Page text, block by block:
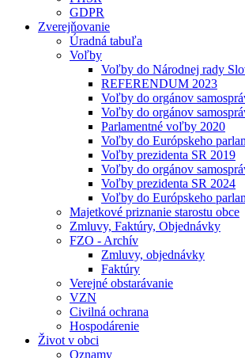
GDPR
Zverejňovanie
Úradná tabuľa
Voľby
Voľby do Národnej rady
REFERENDUM 2023
Voľby do orgánov
Voľby do orgánov
Parlamentné voľby 2020
Voľby do Európskeho
Voľby prezidenta SR 2019
Voľby do orgánov
Voľby prezidenta SR 2024
Voľby do Európskeho
Majetkové priznanie starostu obce
Zmluvy, Faktúry, Objednávky
FZO - Archív
Zmluvy, objednávky
Faktúry
Verejné obstarávanie
VZN
Civilná ochrana
Hospodárenie
Život v obci
Oznamy